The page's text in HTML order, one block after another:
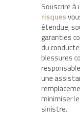
Souscrire à
risques
étendue,
garanties
du
blessures
une
minimiser
sinistre.